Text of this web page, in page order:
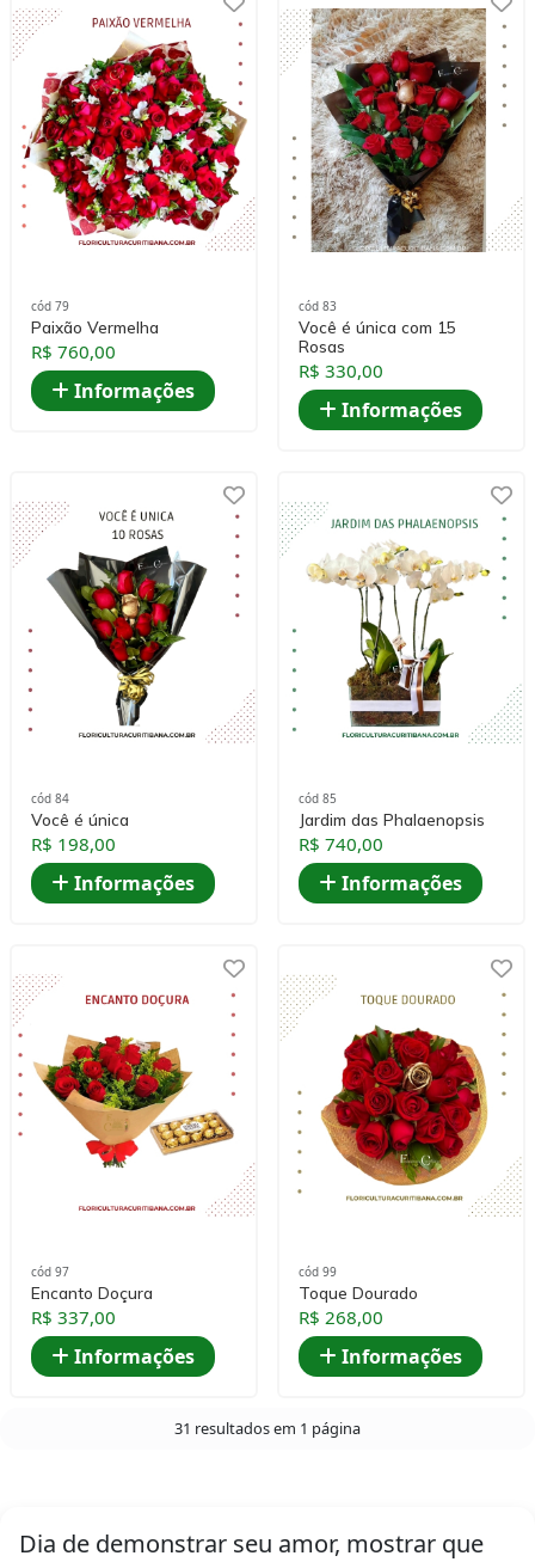
cód 79
Paixão Vermelha
R$ 760,00
Informações
cód 83
Você é única com 15
Rosas
R$ 330,00
Informações
cód 84
Você é única
R$ 198,00
Informações
cód 85
Jardim das Phalaenopsis
R$ 740,00
Informações
cód 97
Encanto Doçura
R$ 337,00
Informações
cód 99
Toque Dourado
R$ 268,00
Informações
31 resultados em 1 página
Dia de demonstrar seu amor, mostrar que